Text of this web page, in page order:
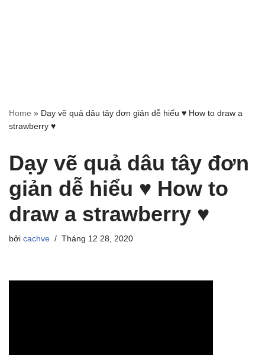
Home » Dạy vẽ quả dâu tây đơn giản dễ hiểu ♥ How to draw a
strawberry ♥
Dạy vẽ quả dâu tây đơn
giản dễ hiểu ♥ How to
draw a strawberry ♥
bởi cachve Tháng 12 28, 2020